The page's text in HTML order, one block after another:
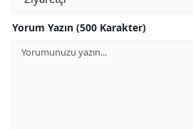
Yorum Yazın (500 Karakter)